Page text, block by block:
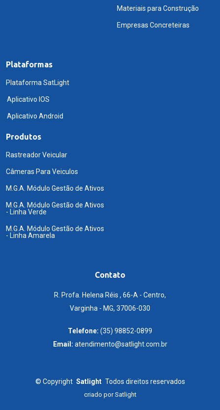
Materiais para Construção
Empresas Concreteiras
Plataformas
Plataforma SatLight
Aplicativo IOS
Aplicativo Android
Produtos
Rastreador Veicular
Câmeras Para Veiculos
M.G.A. Módulo Gestão de Ativos
M.G.A. Módulo Gestão de Ativos
- Linha Verde
M.G.A. Módulo Gestão de Ativos
- Linha Amarela
Contato
R. Profa. Helena Réis , 66-A - Centro,
Varginha - MG, 37006-030
Telefone: (35) 98852-0899
Email: atendimento@satlight.com.br
© Copyright Satlight Todos direitos reservados
criado porSatlight